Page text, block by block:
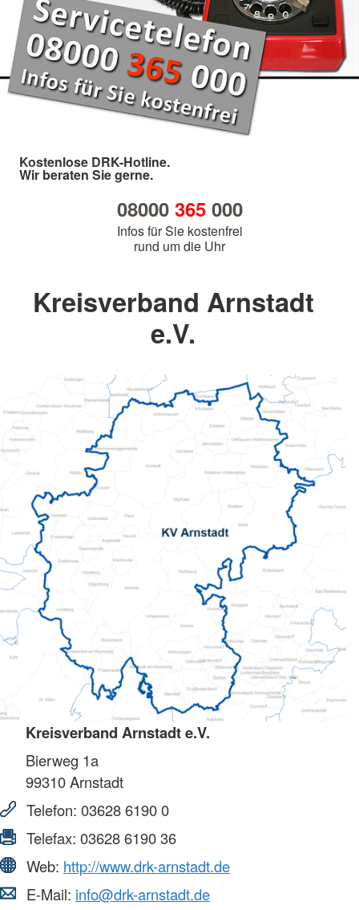
Kostenlose DRK-Hotline.
Wir beraten Sie gerne.
08000 365000
Infos für Sie kostenfrei
rund um die Uhr
Kreisverband Arnstadt
e.V.
Kreisverband Arnstadt e.V.
Bierweg 1a
99310Arnstadt
Telefon: 03628 6190 0
Telefax: 03628 6190 36
Web: http://www.drk-arnstadt.de
E-Mail: info@drk-arnstadt.de